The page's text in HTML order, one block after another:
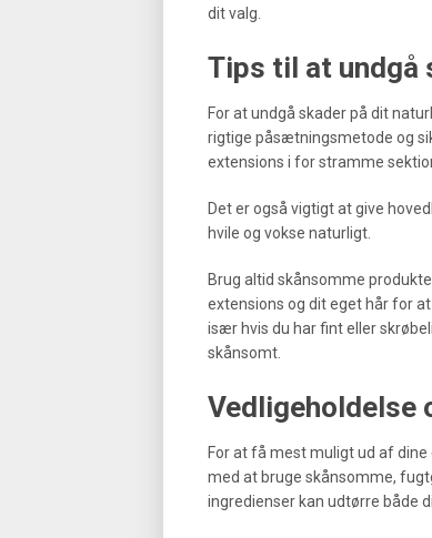
dit valg.
Tips til at undgå
For at undgå skader på dit
rigtige påsætningsmetode og
extensions i for stramme
Det er også vigtigt at give
hvile og vokse naturligt.
Brug altid skånsomme
extensions og dit eget hår for
især hvis du har fint eller
skånsomt.
Vedligeholdelse
For at få mest muligt ud af
med at bruge skånsomme,
ingredienser kan udtørre både